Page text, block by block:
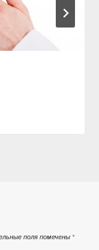
поля помечены *